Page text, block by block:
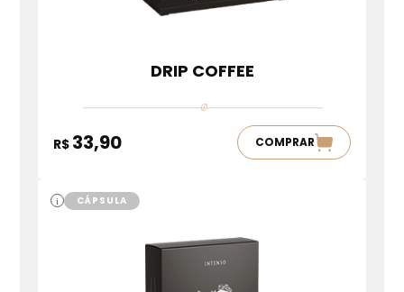
DRIP COFFEE
R$ 33,90 COMPRAR
i CÁPSULA